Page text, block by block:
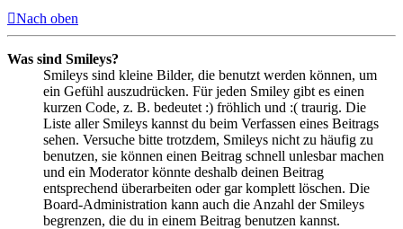
Nach oben
Was sind Smileys?
Smileys sind kleine Bilder, die benutzt werden können, um
ein Gefühl auszudrücken. Für jeden Smiley gibt es einen
kurzen Code, z. B. bedeutet :) fröhlich und :( traurig. Die
Liste aller Smileys kannst du beim Verfassen eines Beitrags
sehen. Versuche bitte trotzdem, Smileys nicht zu häufig zu
benutzen, sie können einen Beitrag schnell unlesbar machen
und ein Moderator könnte deshalb deinen Beitrag
entsprechend überarbeiten oder gar komplett löschen. Die
Board-Administration kann auch die Anzahl der Smileys
begrenzen, die du in einem Beitrag benutzen kannst.